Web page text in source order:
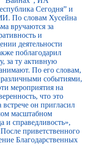
Сегодня” и
По словам Хусейна
вручаются за
и
деятельности
поблагодарил
за ту активную
По его словам,
событиями,
мероприятия на
что это
он пригласил
масштабном
и справедливость»,
приветственного
Благодарственных